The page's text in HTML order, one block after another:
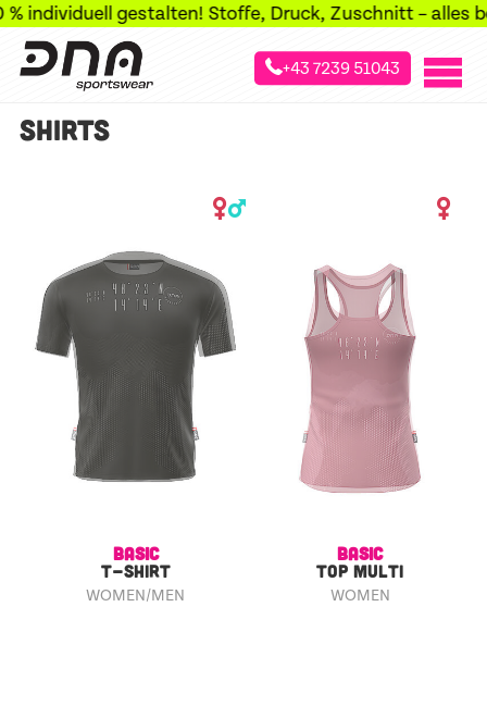
individuell gestalten! Stoffe, Druck, Zuschnitt – alles
+43 7239 51043
»
SHIRTS
BASIC
T-SHIRT
WOMEN/MEN
BASIC
TOP MULTI
WOMEN